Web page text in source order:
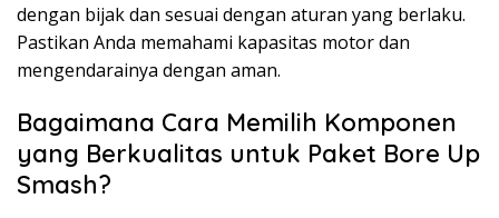
dengan bijak dan sesuai dengan aturan yang berlaku.
Pastikan Anda memahami kapasitas motor dan
mengendarainya dengan aman.
Bagaimana Cara Memilih Komponen
yang Berkualitas untuk Paket Bore Up
Smash?